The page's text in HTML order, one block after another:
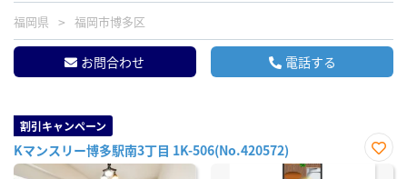
福岡県 福岡市博多区
お問合わせ 電話する
割引キャンペーン
Kマンスリー博多駅南3丁目 1K-506(No.420572)
お気